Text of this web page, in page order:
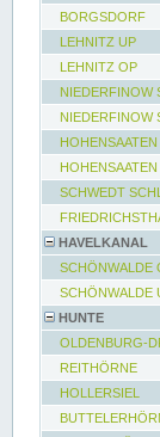
BORGSDORF
LEHNITZ UP
LEHNITZ OP
NIEDERFINOW
NIEDERFINOW
SCHWEDT
HAVELKANAL
SCHÖNWALDE
SCHÖNWALDE
HUNTE
OLDENBURG-
REITHÖRNE
HOLLERSIEL